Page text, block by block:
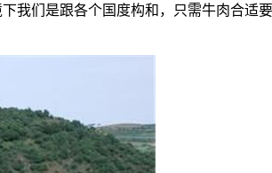
们是跟各个国度构和，只需牛肉合适